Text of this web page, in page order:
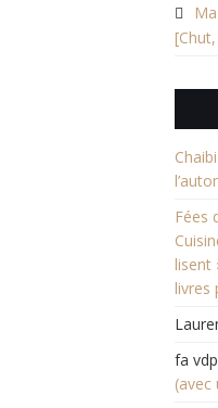
Chaibi
Fées
lisent
livres
fa vdp
(avec